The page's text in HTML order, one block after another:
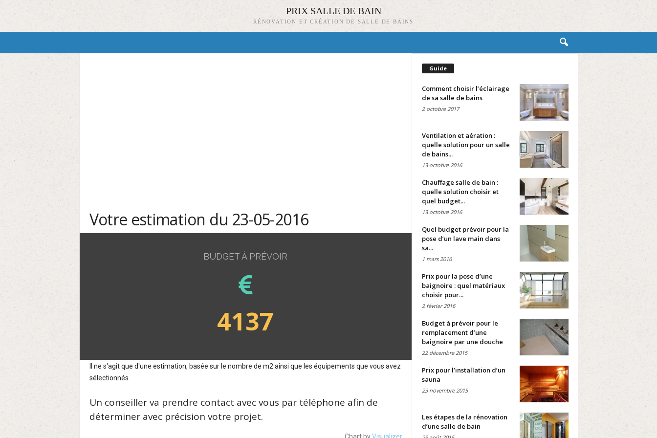
PRIX SALLE DE BAIN
RÉNOVATION ET CRÉATION DE SALLE DE BAINS
Votre estimation du 23-05-2016
BUDGET À PRÉVOIR
4137
Il ne s'agit que d'une estimation, basée sur le nombre de m2 ainsi que les équipements que vous avez
sélectionnés.
Un conseiller va prendre contact avec vous par téléphone afin de
déterminer avec précision votre projet.
Chart byVisualizer
Guide
Comment choisir l’éclairage
de sa salle de bains
2 octobre 2017
Ventilation et aération :
quelle solution pour un salle
de bains...
13 octobre 2016
Chauffage salle de bain :
quelle solution choisir et
quel budget...
13 octobre 2016
Quel budget prévoir pour la
pose d’un lave main dans
sa...
1 mars 2016
Prix pour la pose d’une
baignoire : quel matériaux
choisir pour...
2 février 2016
Budget à prévoir pour le
remplacement d’une
baignoire par une douche
22 décembre 2015
Prix pour l’installation d’un
sauna
23 novembre 2015
Les étapes de la rénovation
d’une salle de bain